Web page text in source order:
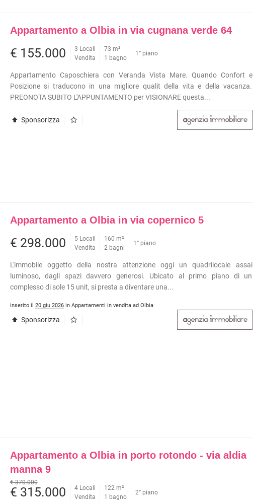
Appartamento a Olbia in via cugnana verde 64
€ 155.000
3 Locali
Vendita
73 m²
1 bagno
1° piano
Appartamento Caposchiera con Veranda Vista Mare. Quando Confort e
Posizione si traducono in una migliore qualit della vita e della vacanza.
PREONOTA SUBITO L'APPUNTAMENTO per VISIONARE questa...
Sponsorizza
Appartamento a Olbia in via copernico 5
€ 298.000
5 Locali
Vendita
160 m²
2 bagni
1° piano
L'immobile oggetto della nostra attenzione oggi un quadrilocale assai
luminoso, dagli spazi davvero generosi. Ubicato al primo piano di un
complesso di sole 15 unit, si presta a diventare una...
inserito il 20 giu 2026in Appartamenti in vendita ad Olbia
Sponsorizza
Appartamento a Olbia in porto rotondo - via aldia
manna 9
€ 370.000
€ 315.000
4 Locali
Vendita
122 m²
1 bagno
2° piano